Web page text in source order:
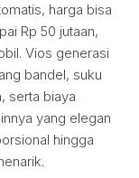
harga bisa
Rp 50 jutaan,
Vios generasi
bandel, suku
serta biaya
yang elegan
hingga